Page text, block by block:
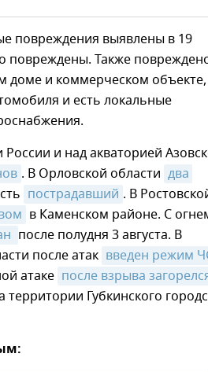
повреждения выявлены в 19
повреждены. Также
доме и коммерческом объекте,
и есть локальные
и над акваторией
. В Орловской области два
пострадавший . В
в Каменском районе. С
после полудня 3 августа. В
после атак введен режим
атаке после взрыва
территории Губкинского